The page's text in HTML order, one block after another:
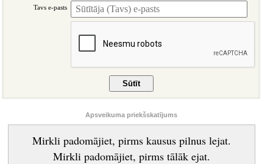
Tavs e-pasts
Apsveikuma priekšskatījums
Mirkli padomājiet, pirms kausus pilnus lejat.
Mirkli padomājiet, pirms tālāk ejat.